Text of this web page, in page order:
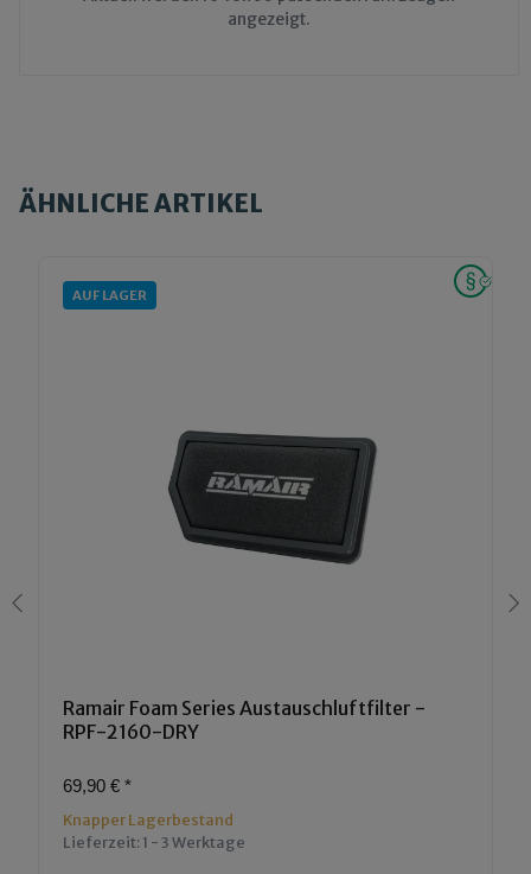
angezeigt.
ÄHNLICHE ARTIKEL
AUF LAGER
Ramair Foam Series Austauschluftfilter -
RPF-2160-DRY
69,90 € *
Knapper Lagerbestand
Lieferzeit:1 - 3 Werktage